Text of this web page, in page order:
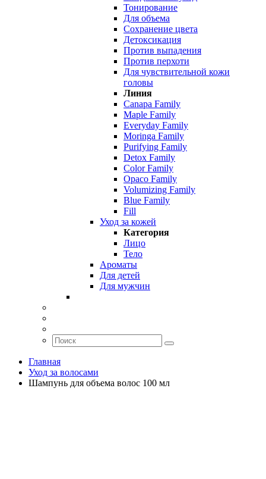
Тонирование
Для объема
Сохранение цвета
Детоксикация
Против выпадения
Против перхоти
Для чувствительной кожи
головы
Линия
Canapa Family
Maple Family
Everyday Family
Moringa Family
Purifying Family
Detox Family
Color Family
Opaco Family
Volumizing Family
Blue Family
Fill
Уход за кожей
Категория
Лицо
Тело
Ароматы
Для детей
Для мужчин
Главная
Уход за волосами
Шампунь для объема волос 100 мл